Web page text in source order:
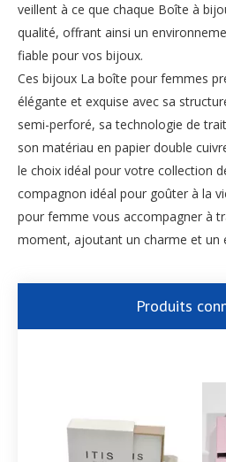
veillent à ce que chaque Boîte à
qualité, offrant ainsi un
fiable pour vos bijoux.
Ces bijoux La boîte pour femmes
élégante et exquise avec sa
semi-perforé, sa technologie de
son matériau en papier double
le choix idéal pour votre collection
compagnon idéal pour goûter à la
pour femme vous accompagner à
moment, ajoutant un charme et un
Produits